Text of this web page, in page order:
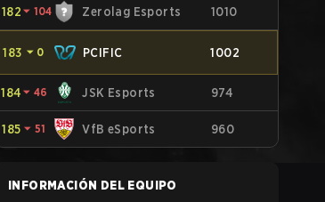
182 ⏷ 104 Zerolag Esports 1010
183 ⏷ 0 PCIFIC 1002
184 ⏷ 46 JSK Esports 974
185 ⏷ 51 VfB eSports 960
INFORMACIÓN DEL EQUIPO